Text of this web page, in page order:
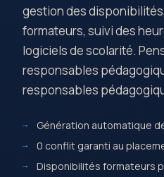
gestion des
formateurs, suivi des
logiciels de scolarité.
responsables
responsables
Génération automatique
0 conflit garanti au
Disponibilités formateurs